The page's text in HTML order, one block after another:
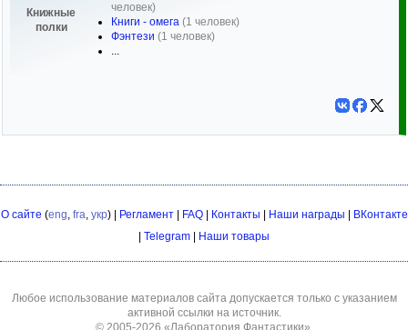
Книжные
полки
человек)
Книги - омега (1 человек)
Фэнтези (1 человек)
...
О сайте (eng, fra, укр) | Регламент| FAQ| Контакты Наши награды
ВКонтакте
Telegram Наши товары
Любое использование материалов сайта допускается только с указанием
активной ссылки на источник.
© 2005-2026 «Лаборатория Фантастики»